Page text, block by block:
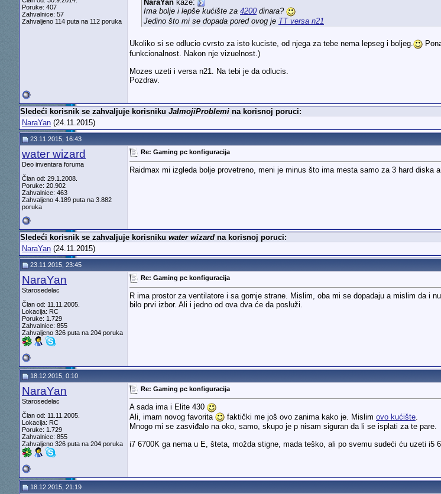
Poruke: 407
Zahvalnice: 57
Zahvaljeno 114 puta na 112 poruka
NaraYankaže:
Ima bolje i lepše kućište za 4200dinara?
Jedino što mi se dopada pored ovog je TT versa n21
Ukoliko si se odlucio cvrsto za isto kuciste, od njega za tebe nema lepseg i boljeg.
funkcionalnost. Nakon nje vizuelnost.)
Mozes uzeti i versa n21. Na tebi je da odlucis.
Pozdrav.
Sledeći korisnik se zahvaljuje korisniku JaImojiProblemina korisnoj poruci:
NaraYan(24.11.2015)
23.11.2015, 16:43
water wizard
Deo inventara foruma
Član od: 29.1.2008.
Poruke: 20.902
Zahvalnice: 463
Zahvaljeno 4.189 puta na 3.882
poruka
Re: Gaming pc konfiguracija
Raidmax mi izgleda bolje provetreno, meni je minus što ima mesta samo za 3 hard
Sledeći korisnik se zahvaljuje korisniku water wizardna korisnoj poruci:
NaraYan(24.11.2015)
23.11.2015, 23:45
NaraYan
Starosedelac
Član od: 11.11.2005.
Lokacija: RC
Poruke: 1.729
Zahvalnice: 855
Zahvaljeno 326 puta na 204 poruka
Re: Gaming pc konfiguracija
R ima prostor za ventilatore i sa gornje strane. Mislim, oba mi se dopadaju a mislim da i
bilo prvi izbor. Ali i jedno od ova dva će da posluži.
18.12.2015, 0:10
NaraYan
Starosedelac
Član od: 11.11.2005.
Lokacija: RC
Poruke: 1.729
Zahvalnice: 855
Zahvaljeno 326 puta na 204 poruka
Re: Gaming pc konfiguracija
A sada ima i Elite 430
Ali, imam novog favorita
faktički me još ovo zanima kako je. Mislim ovo kućište.
Mnogo mi se zasviđalo na oko, samo, skupo je p nisam siguran da li se isplati za te pare.
i7 6700K ga nema u E, šteta, možda stigne, mada teško, ali po svemu sudeći ću uzeti i5
18.12.2015, 21:19